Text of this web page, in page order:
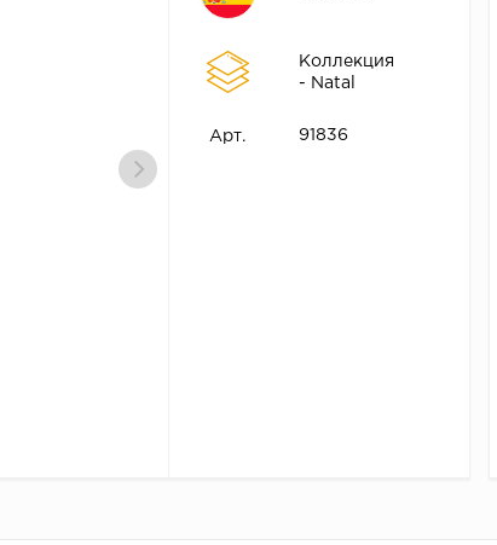
Коллекция
- Natal
Арт. 91836